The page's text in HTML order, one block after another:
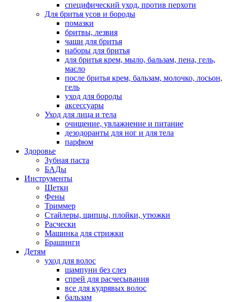
специфический уход, против перхоти
Для бритья усов и бороды
помазки
бритвы, лезвия
чаши для бритья
наборы для бритья
для бритья крем, мыло, бальзам, пена, гель,
масло
после бритья крем, бальзам, молочко, лосьон,
гель
уход для бороды
аксессуары
Уход для лица и тела
очищение, увлажнение и питание
дезодоранты для ног и для тела
парфюм
Здоровье
Зубная паста
БАДы
Инструменты
Щетки
Фены
Триммер
Стайлеры, щипцы, плойки, утюжки
Расчески
Машинка для стрижки
Брашинги
Детям
уход для волос
шампуни без слез
спрей для расчесывания
все для кудрявых волос
бальзам